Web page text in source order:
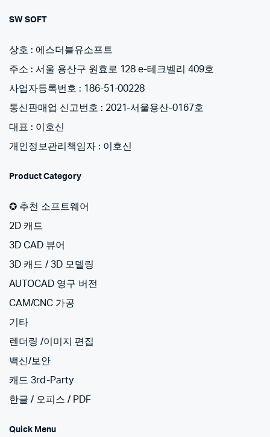
SW SOFT
상호 : 에스더블유소프트
주소 : 서울 용산구 원효로 128 e-테크벨리 409호
사업자등록번호 : 186-51-00228
통신판매업 신고번호 : 2021-서울용산-0167호
대표 : 이호신
개인정보관리책임자 : 이호신
Product Category
✪ 추천 소프트웨어
2D 캐드
3D CAD 뷰어
3D 캐드 / 3D 모델링
AUTOCAD 영구 버전
CAM/CNC 가공
기타
렌더링 /이미지 편집
백신/보안
캐드 3rd-Party
한글 / 오피스 / PDF
Quick Menu